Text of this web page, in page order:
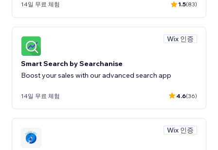
14일 무료 체험 1.5(83)
Wix 인증
Smart Search by Searchanise
Boost your sales with our advanced search app
14일 무료 체험 4.6(36)
Wix 인증